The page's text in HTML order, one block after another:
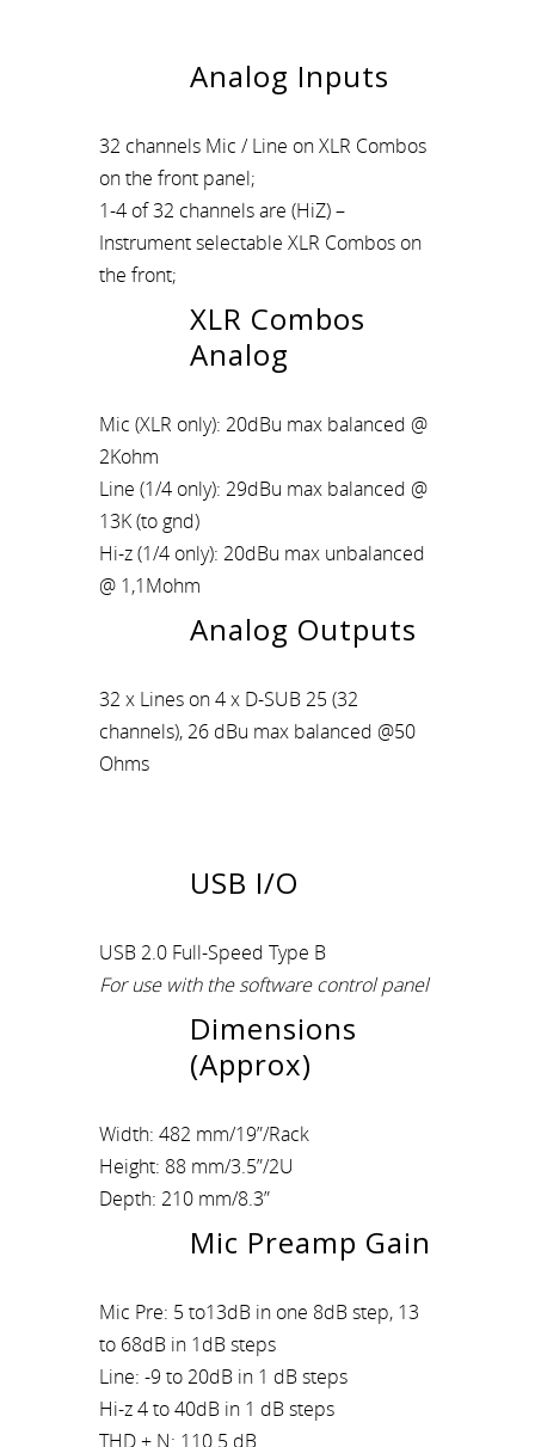
Analog Inputs
32 channels Mic / Line on XLR Combos
on the front panel;
1-4 of 32 channels are (HiZ) –
Instrument selectable XLR Combos on
the front;
XLR Combos
Analog
Mic (XLR only): 20dBu max balanced @
2Kohm
Line (1/4 only): 29dBu max balanced @
13K (to gnd)
Hi-z (1/4 only): 20dBu max unbalanced
@ 1,1Mohm
Analog Outputs
32 x Lines on 4 x D-SUB 25 (32
channels), 26 dBu max balanced @50
Ohms
USB I/O
USB 2.0 Full-Speed Type B
For use with the software control panel
Dimensions
(Approx)
Width: 482 mm/19”/Rack
Height: 88 mm/3.5”/2U
Depth: 210 mm/8.3”
Mic Preamp Gain
Mic Pre: 5 to13dB in one 8dB step, 13
to 68dB in 1dB steps
Line: -9 to 20dB in 1 dB steps
Hi-z 4 to 40dB in 1 dB steps
THD + N: 110.5 dB